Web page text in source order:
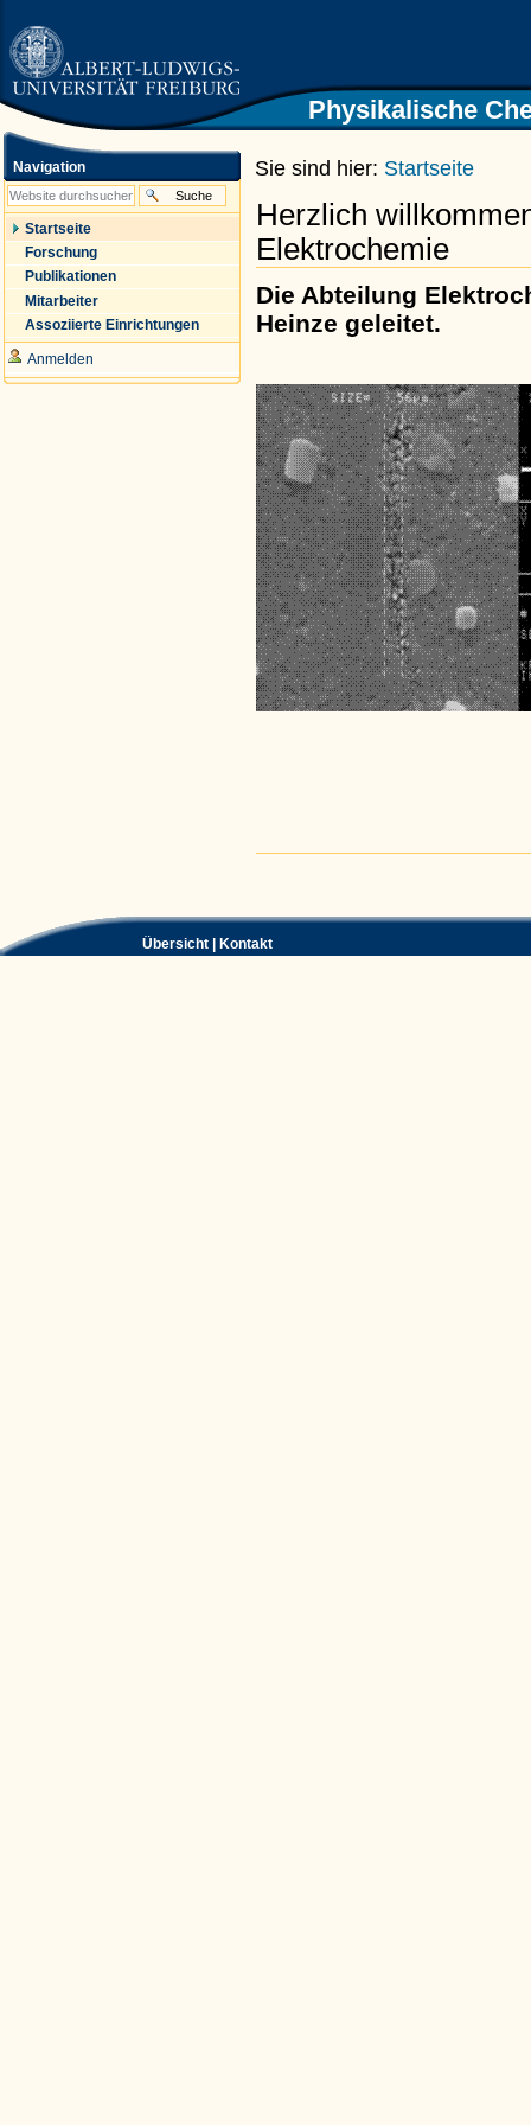
zum
Inhalt
Direkt
zur
Navigation
Zur Startseite der Universität
Freiburg
Physikalische
Sie sind hier: Startseite
Herzlich
Elektrochemie
Die Abteilung
Heinze geleitet.
Navigation
Startseite
Forschung
Publikationen
Mitarbeiter
Assoziierte Einrichtungen
Anmelden
Übersicht | Kontakt